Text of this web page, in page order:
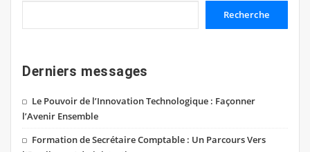
Recherche
Derniers messages
Le Pouvoir de l’Innovation Technologique : Façonner
l’Avenir Ensemble
Formation de Secrétaire Comptable : Un Parcours Vers